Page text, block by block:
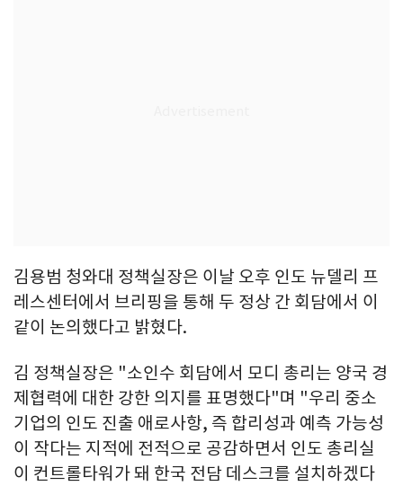
김용범 청와대 정책실장은 이날 오후 인도 뉴델리 프
레스센터에서 브리핑을 통해 두 정상 간 회담에서 이
같이 논의했다고 밝혔다.
김 정책실장은 "소인수 회담에서 모디 총리는 양국 경
제협력에 대한 강한 의지를 표명했다"며 "우리 중소
기업의 인도 진출 애로사항, 즉 합리성과 예측 가능성
이 작다는 지적에 전적으로 공감하면서 인도 총리실
이 컨트롤타워가 돼 한국 전담 데스크를 설치하겠다